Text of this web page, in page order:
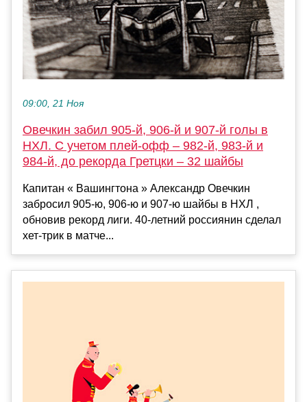
09:00, 21 Ноя
Овечкин забил 905-й, 906-й и 907-й голы в
НХЛ. С учетом плей-офф – 982-й, 983-й и
984-й, до рекорда Гретцки – 32 шайбы
Капитан « Вашингтона » Александр Овечкин
забросил 905-ю, 906-ю и 907-ю шайбы в НХЛ ,
обновив рекорд лиги. 40-летний россиянин сделал
хет-трик в матче...